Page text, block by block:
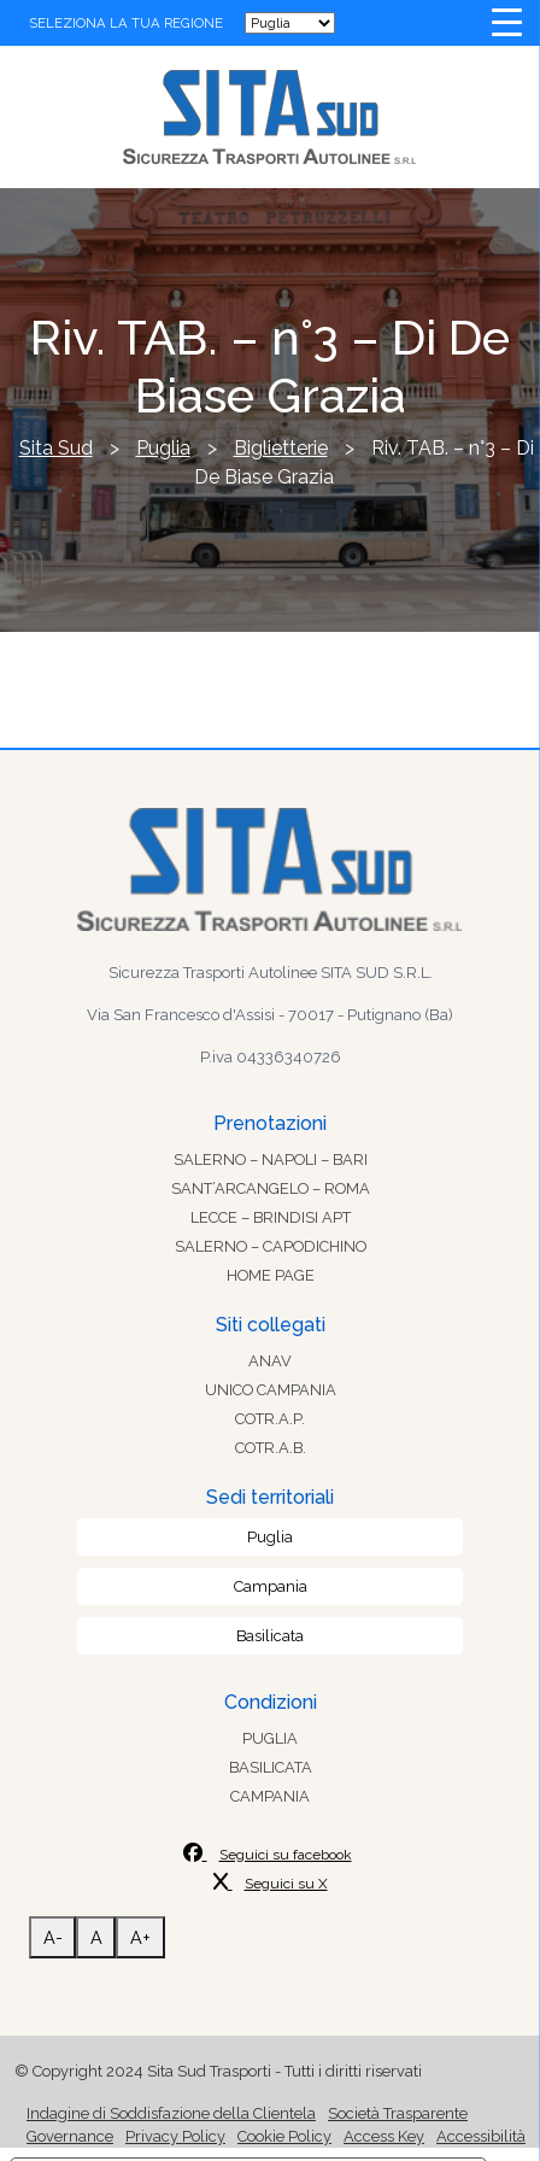
SELEZIONA LA TUA REGIONE
Riv. TAB. – n°3 – Di De
Biase Grazia
Sita Sud > Puglia > Biglietterie >
Riv. TAB. – n°3 – Di
De Biase Grazia
Sicurezza Trasporti Autolinee SITA SUD S.R.L.
Via San Francesco d'Assisi - 70017 - Putignano (Ba)
P.iva 04336340726
Prenotazioni
SALERNO – NAPOLI – BARI
SANT’ARCANGELO – ROMA
LECCE – BRINDISI APT
SALERNO – CAPODICHINO
HOME PAGE
Siti collegati
ANAV
UNICO CAMPANIA
COTR.A.P.
COTR.A.B.
Sedi territoriali
Puglia
Campania
Basilicata
Condizioni
PUGLIA
BASILICATA
CAMPANIA
Seguici su facebook
Seguici su X
A- A A+
© Copyright 2024 Sita Sud Trasporti - Tutti i diritti riservati
Indagine di Soddisfazione della Clientela
Società Trasparente
Governance
Privacy Policy Cookie Policy Access Key Accessibilità